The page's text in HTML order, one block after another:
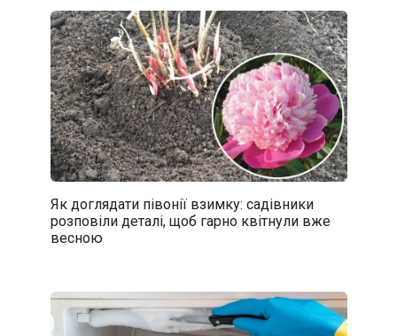
Як доглядати півонії взимку: садівники
розповіли деталі, щоб гарно квітнули вже
весною